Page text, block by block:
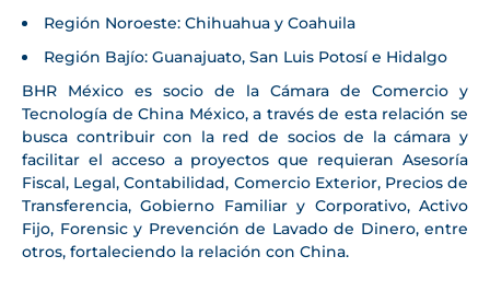
Región Noroeste: Chihuahua y Coahuila
Región Bajío: Guanajuato, San Luis Potosí e Hidalgo
BHR México es socio de la Cámara de Comercio y
Tecnología de China México, a través de esta relación se
busca contribuir con la red de socios de la cámara y
facilitar el acceso a proyectos que requieran Asesoría
Fiscal, Legal, Contabilidad, Comercio Exterior, Precios de
Transferencia, Gobierno Familiar y Corporativo, Activo
Fijo, Forensic y Prevención de Lavado de Dinero, entre
otros, fortaleciendo la relación con China.